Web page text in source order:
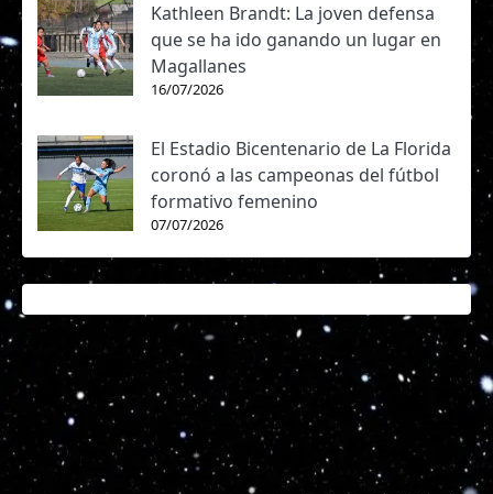
Kathleen Brandt: La joven defensa
que se ha ido ganando un lugar en
Magallanes
16/07/2026
El Estadio Bicentenario de La Florida
coronó a las campeonas del fútbol
formativo femenino
07/07/2026